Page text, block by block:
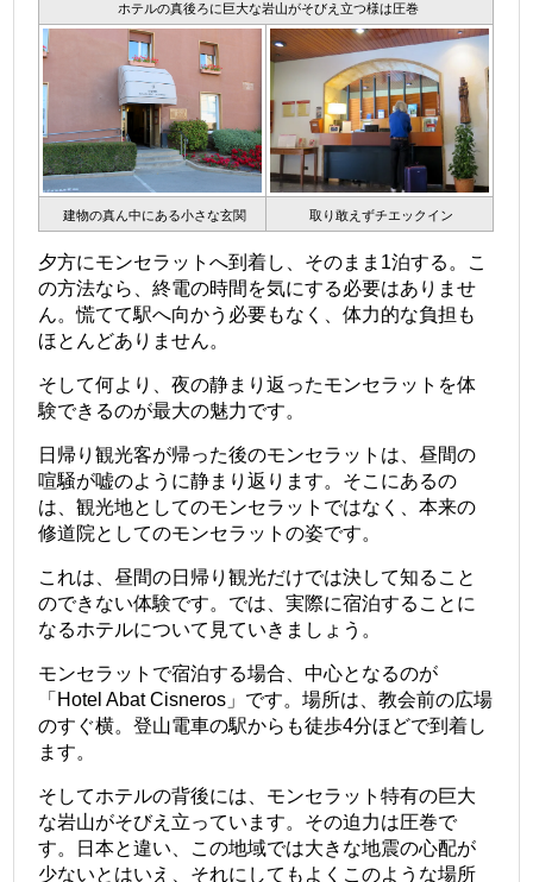
ホテルの真後ろに巨大な岩山がそびえ立つ様は圧巻
建物の真ん中にある小さな玄関 取り敢えずチエックイン
夕方にモンセラットへ到着し、そのまま1泊する。こ
の方法なら、終電の時間を気にする必要はありませ
ん。慌てて駅へ向かう必要もなく、体力的な負担も
ほとんどありません。
そして何より、夜の静まり返ったモンセラットを体
験できるのが最大の魅力です。
日帰り観光客が帰った後のモンセラットは、昼間の
喧騒が嘘のように静まり返ります。そこにあるの
は、観光地としてのモンセラットではなく、本来の
修道院としてのモンセラットの姿です。
これは、昼間の日帰り観光だけでは決して知ること
のできない体験です。では、実際に宿泊することに
なるホテルについて見ていきましょう。
モンセラットで宿泊する場合、中心となるのが
「Hotel Abat Cisneros」です。場所は、教会前の広場
のすぐ横。登山電車の駅からも徒歩4分ほどで到着し
ます。
そしてホテルの背後には、モンセラット特有の巨大
な岩山がそびえ立っています。その迫力は圧巻で
す。日本と違い、この地域では大きな地震の心配が
少ないとはいえ、それにしてもよくこのような場所